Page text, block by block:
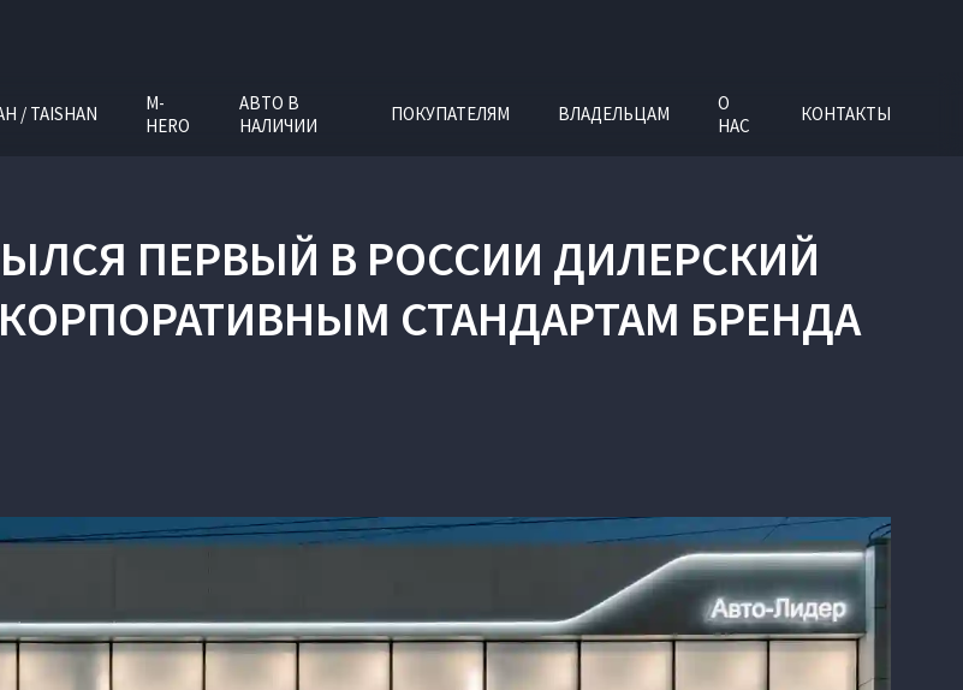
/ TAISHAN
M-
HERO
АВТО В
НАЛИЧИИ
ПОКУПАТЕЛЯМ ВЛАДЕЛЬЦАМ
О
НАС
КОНТАКТЫ
ПЕРВЫЙ В РОССИИ ДИЛЕРСКИЙ
СТАНДАРТАМ БРЕНДА